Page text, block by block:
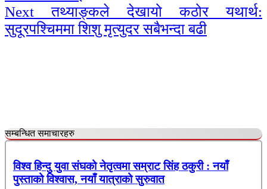
Reading
Next तथ्याङ्कले देखायो कठोर यथार्थ:
सुदूरपश्चिममा शिशु मृत्युदर सबैभन्दा बढी
सम्बन्धित समाचारहरु
विश्व हिन्दु युवा संघको नेतृत्वमा सम्राट सिंह ठकुरी : नयाँ
पुस्ताको विश्वास, नयाँ यात्राको सुरुवात